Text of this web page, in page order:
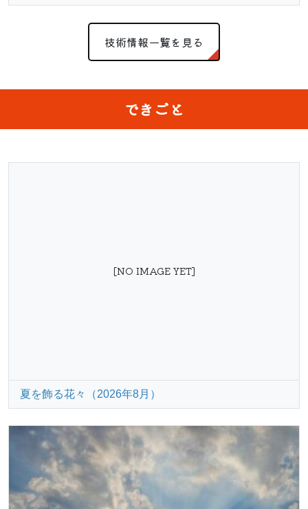
技術情報一覧を見る
できごと
[NO IMAGE YET]
夏を飾る花々（2026年8月）